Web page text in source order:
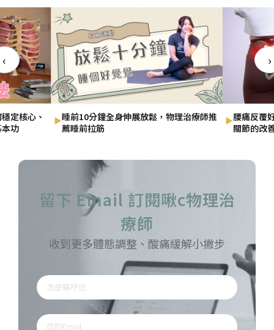
‹
定核心、
功
▶睡前10分鐘全身伸展放鬆，物理治療師推
薦睡前拉筋
▶腰痛反覆
關節的改
›
留下 Email 訂閱啾c物理治
療師
收到更多體態調整、酸痛緩解小撇步